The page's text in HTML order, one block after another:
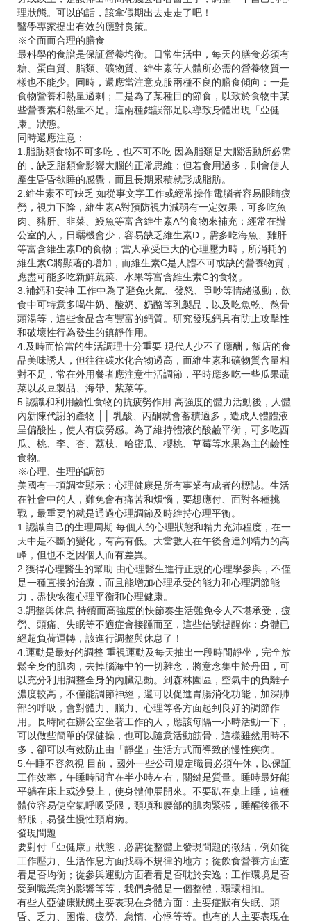
理狀態。可以的話，該拿假期出去走走了吧！
醫學專家提出有效的應對良策。
※全面而合理的膳食
最科學的食譜是保証營養均衡。日常生活中，每天的膳食必須有
糖、蛋白質、脂類、礦物質、維生素等人體所必需的營養物質一
樣也不能少。同時，還應當注意克服兩種不良的膳食傾向：一是
食物營養和熱量過剩；二是為了某種目的節食，以致於食物中某
些營養素和熱量不足。這兩種錯誤部足以導致身體出現「亞健
康」狀態。
同時還應注意：
1.脂肪類食物不可多吃，也不可不吃 因為脂類是大腦活動所必需
的，缺乏脂類會影響大腦的正常思維；但若食用過多，則會使人
產生昏昏欲睡的感覺，而且長期累積就形成脂肪。
2.維生素不可缺乏 如從事文字工作或經常操作電腦者容易眼睛疲
勞，視力下降，維生素A對預防視力減弱有一定效果，可多吃魚
肉、豬肝、韭菜、鰻魚等富含維生素A的食物來補充；經常在辦
公室的人，日曬機會少，容易缺乏維生素D，需多吃海魚、雞肝
等富含維生素D的食物；當人承受巨大的心理壓力時，所消耗的
維生素C將顯著的增加，而維生素C是人體不可或缺的營養物質，
應盡可能多吃新鮮蔬菜、水果等富含維生素C的食物。
3.補鈣和安神 工作中為了避免火氣、發怒、爭吵等情緒激動，飲
食中可特意多喝牛奶、酸奶、奶酪等乳製品，以及吃魚乾、熬骨
頭湯等，這些食品含有豐富的鈣質。研究發現鈣具有防止攻擊性
和破壞性行為發生的鎮靜作用。
4.及時而恰當的生活調理十分重要 現代人少不了應酬，飯店的食
品美味誘人，但往往碳水化合物過高，而維生素和礦物質含量相
對不足，常在外用餐者應注意生活調節，平時應多吃一些瓜果蔬
菜以及豆製品、海帶、紫菜等。
5.認識和利用鹼性食物的抗疲勞作用 高強度的體力活動後，人體
內新陳代謝的產物 ││ 乳酸、丙酮就會蓄積過多，造成人體體液
呈偏酸性，使人有疲勞感。為了維持體液的酸鹼平衡，可多吃西
瓜、桃、李、杏、荔枝、哈密瓜、櫻桃、草莓等水果為主的鹼性
食物。
※心理、生理的調節
美國有一項調查顯示：心理健康是所有事業有成者的標誌。生活
在社會中的人，難免會有痛苦和煩惱，要想應付、面對各種挑
戰，最重要的就是通過心理調節及時維持心理平衡。
1.認識自己的生理周期 每個人的心理狀態和精力充沛程度，在一
天中是不斷的變化，有高有低。大當數人在午後會達到精力的高
峰，但也不乏因個人而有差異。
2.獲得心理醫生的幫助 由心理醫生進行正規的心理學參與，不僅
是一種直接的治療，而且能增加心理承受的能力和心理調節能
力，盡快恢復心理平衡和心理健康。
3.調整與休息 持續而高強度的快節奏生活難免令人不堪承受，疲
勞、頭痛、失眠等不適症會接踵而至，這些信號提醒你：身體已
經超負荷運轉，該進行調整與休息了！
4.運動是最好的調整 重視運動及每天抽出一段時間靜坐，完全放
鬆全身的肌肉，去掉腦海中的一切雜念，將意念集中於丹田，可
以充分利用調整全身的內臟活動。到森林園區，空氣中的負離子
濃度較高，不僅能調節神經，還可以促進胃腸消化功能，加深肺
部的呼吸，會對體力、腦力、心理等各方面起到良好的調節作
用。長時間在辦公室坐著工作的人，應該每隔一小時活動一下，
可以做些簡單的保健操，也可以隨意活動筋骨，這樣雖然用時不
多，卻可以有效防止由「靜坐」生活方式而導致的慢性疾病。
5.午睡不容忽視 目前，國外一些公司規定職員必須午休，以保証
工作效率，午睡時間宜在半小時左右，關鍵是質量。睡時最好能
平躺在床上或沙發上，使身體伸展開來。不要趴在桌上睡，這種
體位容易使空氣呼吸受限，頸項和腰部的肌肉緊張，睡醒後很不
舒服，易發生慢性頸肩病。
發現問題
要對付「亞健康」狀態，必需從整體上發現問題的徵結，例如從
工作壓力、生活作息方面找尋不規律的地方；從飲食營養方面查
看是否均衡；從參與運動方面看看是否耽於安逸；工作環境是否
受到職業病的影響等等，我們身體是一個整體，環環相扣。
有些人亞健康狀態主要表現在身體方面：主要症狀有失眠、頭
昏、乏力、困倦、疲勞、怠惰、心悸等等。也有的人主要表現在